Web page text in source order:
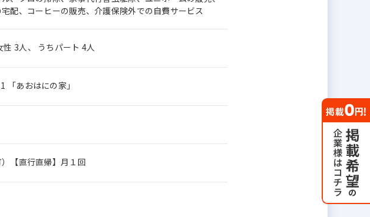
配、コーヒーの販売、介護保険外での自費サービス
3人、 うちパート 4人
「あおはにの家」
【直行直帰】月１回